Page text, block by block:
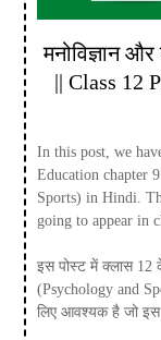
मनोविज्ञान
|| Class 12
In this post, we
Education chapter
Sports) in Hindi.
going to appear in
इस पोस्ट में क्लास 12
(Psychology and
लिए आवश्यक है जो इस